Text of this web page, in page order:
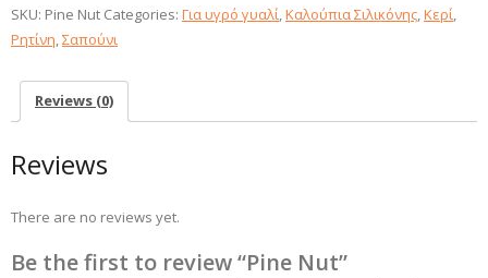
SKU: Pine Nut Categories: Για υγρό γυαλί,Καλούπια Σιλικόνης,Κερί,
Ρητίνη,Σαπούνι
Reviews (0)
Reviews
There are no reviews yet.
Be the first to review “Pine Nut”